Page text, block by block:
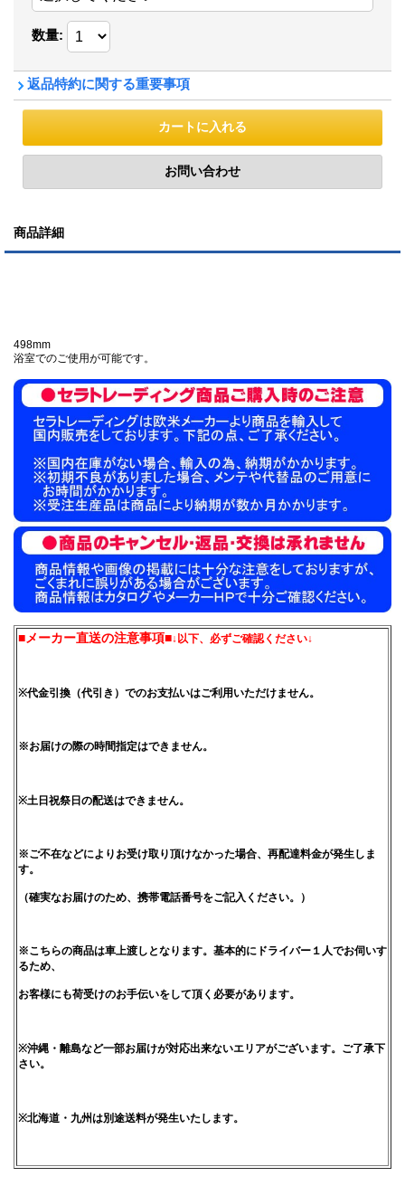
数量:
返品特約に関する重要事項
商品詳細
498mm
浴室でのご使用が可能です。
■メーカー直送の注意事項■↓以下、必ずご確認ください↓
※代金引換（代引き）でのお支払いはご利用いただけません。
※お届けの際の時間指定はできません。
※土日祝祭日の配送はできません。
※ご不在などによりお受け取り頂けなかった場合、再配達料金が発生しま
す。
（確実なお届けのため、携帯電話番号をご記入ください。）
※こちらの商品は車上渡しとなります。基本的にドライバー１人でお伺いす
るため、
お客様にも荷受けのお手伝いをして頂く必要があります。
※沖縄・離島など一部お届けが対応出来ないエリアがございます。ご了承下
さい。
※北海道・九州は別途送料が発生いたします。